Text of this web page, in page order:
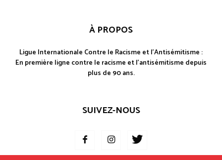
À PROPOS
Ligue Internationale Contre le Racisme et l'Antisémitisme :
En première ligne contre le racisme et l'antisémitisme depuis
plus de 90 ans.
SUIVEZ-NOUS